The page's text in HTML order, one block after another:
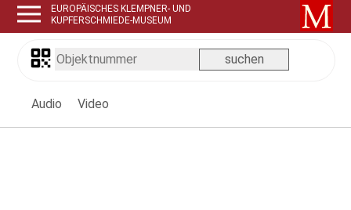
EUROPÄISCHES KLEMPNER- UND
KUPFERSCHMIEDE-MUSEUM
Audio Video